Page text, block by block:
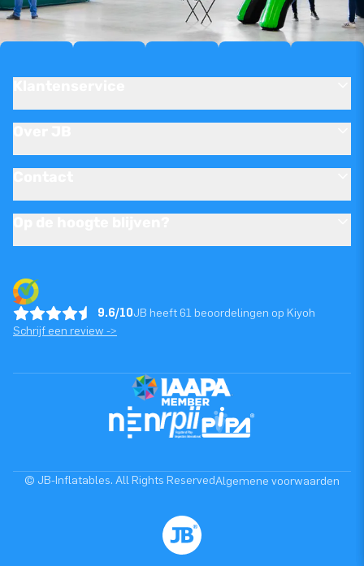
9.6/10JB heeft 61 beoordelingen op Kiyoh
Schrijf een review ->
© JB-Inflatables. All Rights ReservedAlgemene voorwaarden